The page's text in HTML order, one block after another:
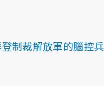
制裁解放軍的腦控兵